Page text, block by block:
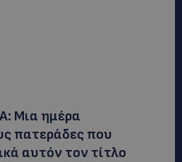
Μια ημέρα
πατεράδες που
αυτόν τον τίτλο